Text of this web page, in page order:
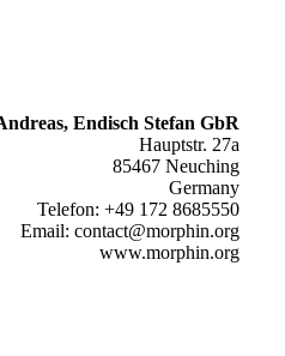
Endisch Stefan GbR
Hauptstr. 27a
85467 Neuching
Germany
Telefon: +49 172 8685550
Email: contact@morphin.org
www.morphin.org